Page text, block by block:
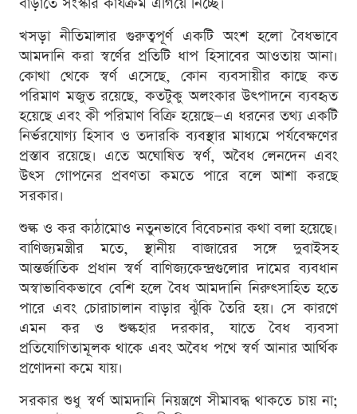
খসড়া নীতিমালার গুরুত্বপূর্ণ একটি অংশ হলো বৈধভাবে
আমদানি করা স্বর্ণের প্রতিটি ধাপ হিসাবের আওতায় আনা।
কোথা থেকে স্বর্ণ এসেছে, কোন ব্যবসায়ীর কাছে কত
পরিমাণ মজুত রয়েছে, কতটুকু অলংকার উৎপাদনে ব্যবহৃত
হয়েছে এবং কী পরিমাণ বিক্রি হয়েছে—এ ধরনের তথ্য একটি
নির্ভরযোগ্য হিসাব ও তদারকি ব্যবস্থার মাধ্যমে পর্যবেক্ষণের
প্রস্তাব রয়েছে। এতে অঘোষিত স্বর্ণ, অবৈধ লেনদেন এবং
উৎস গোপনের প্রবণতা কমতে পারে বলে আশা করছে
সরকার।
শুল্ক ও কর কাঠামোও নতুনভাবে বিবেচনার কথা বলা হয়েছে।
বাণিজ্যমন্ত্রীর মতে, স্থানীয় বাজারের সঙ্গে দুবাইসহ
আন্তর্জাতিক প্রধান স্বর্ণ বাণিজ্যকেন্দ্রগুলোর দামের ব্যবধান
অস্বাভাবিকভাবে বেশি হলে বৈধ আমদানি নিরুৎসাহিত হতে
পারে এবং চোরাচালান বাড়ার ঝুঁকি তৈরি হয়। সে কারণে
এমন কর ও শুল্কহার দরকার, যাতে বৈধ ব্যবসা
প্রতিযোগিতামূলক থাকে এবং অবৈধ পথে স্বর্ণ আনার আর্থিক
প্রণোদনা কমে যায়।
সরকার শুধু স্বর্ণ আমদানি নিয়ন্ত্রণে সীমাবদ্ধ থাকতে চায় না;